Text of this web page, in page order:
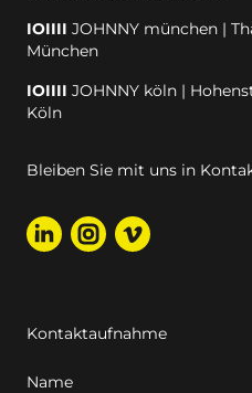
IOIIII JOHNNY münchen |
München
IOIIII JOHNNY köln |
Köln
Bleiben Sie mit uns in
Kontaktaufnahme
Name